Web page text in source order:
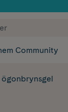
✓ Fri frakt
Community